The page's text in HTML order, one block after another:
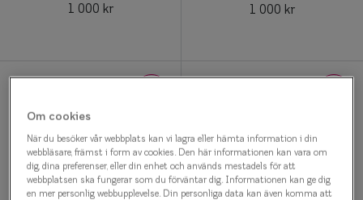
1 000 kr 1 000 kr
Om cookies
När du besöker vår webbplats kan vi lagra eller hämta information i din
webbläsare, främst i form av cookies. Den här informationen kan vara om
dig, dina preferenser, eller din enhet och används mestadels för att
webbplatsen ska fungerar som du förväntar dig. Informationen kan ge dig
en mer personlig webbupplevelse. Din personliga data kan även komma att